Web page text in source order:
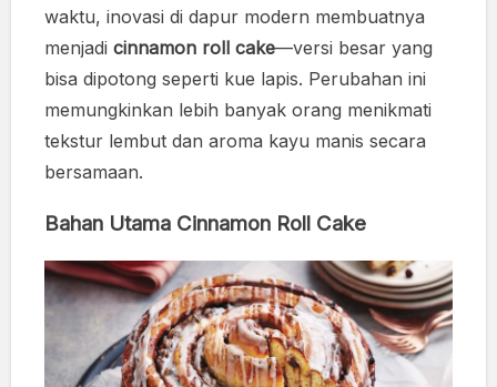
waktu, inovasi di dapur modern membuatnya
menjadi cinnamon roll cake—versi besar yang
bisa dipotong seperti kue lapis. Perubahan ini
memungkinkan lebih banyak orang menikmati
tekstur lembut dan aroma kayu manis secara
bersamaan.
Bahan Utama Cinnamon Roll Cake